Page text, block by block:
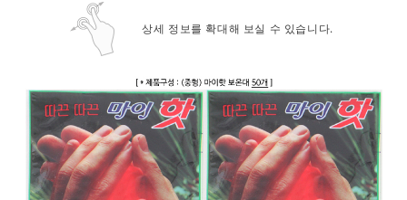
상세 정보를 확대해 보실 수 있습니다.